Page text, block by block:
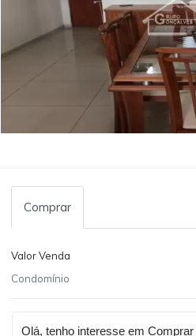
Comprar
Valor Venda
Condomínio